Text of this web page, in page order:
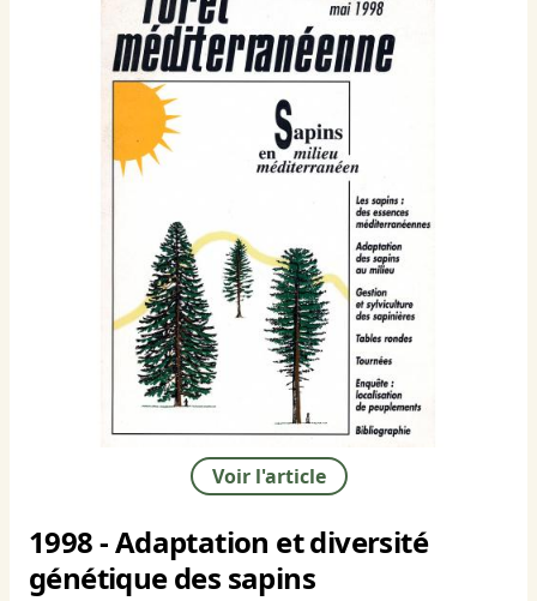
Voir l'article
1998 - Adaptation et diversité
génétique des sapins